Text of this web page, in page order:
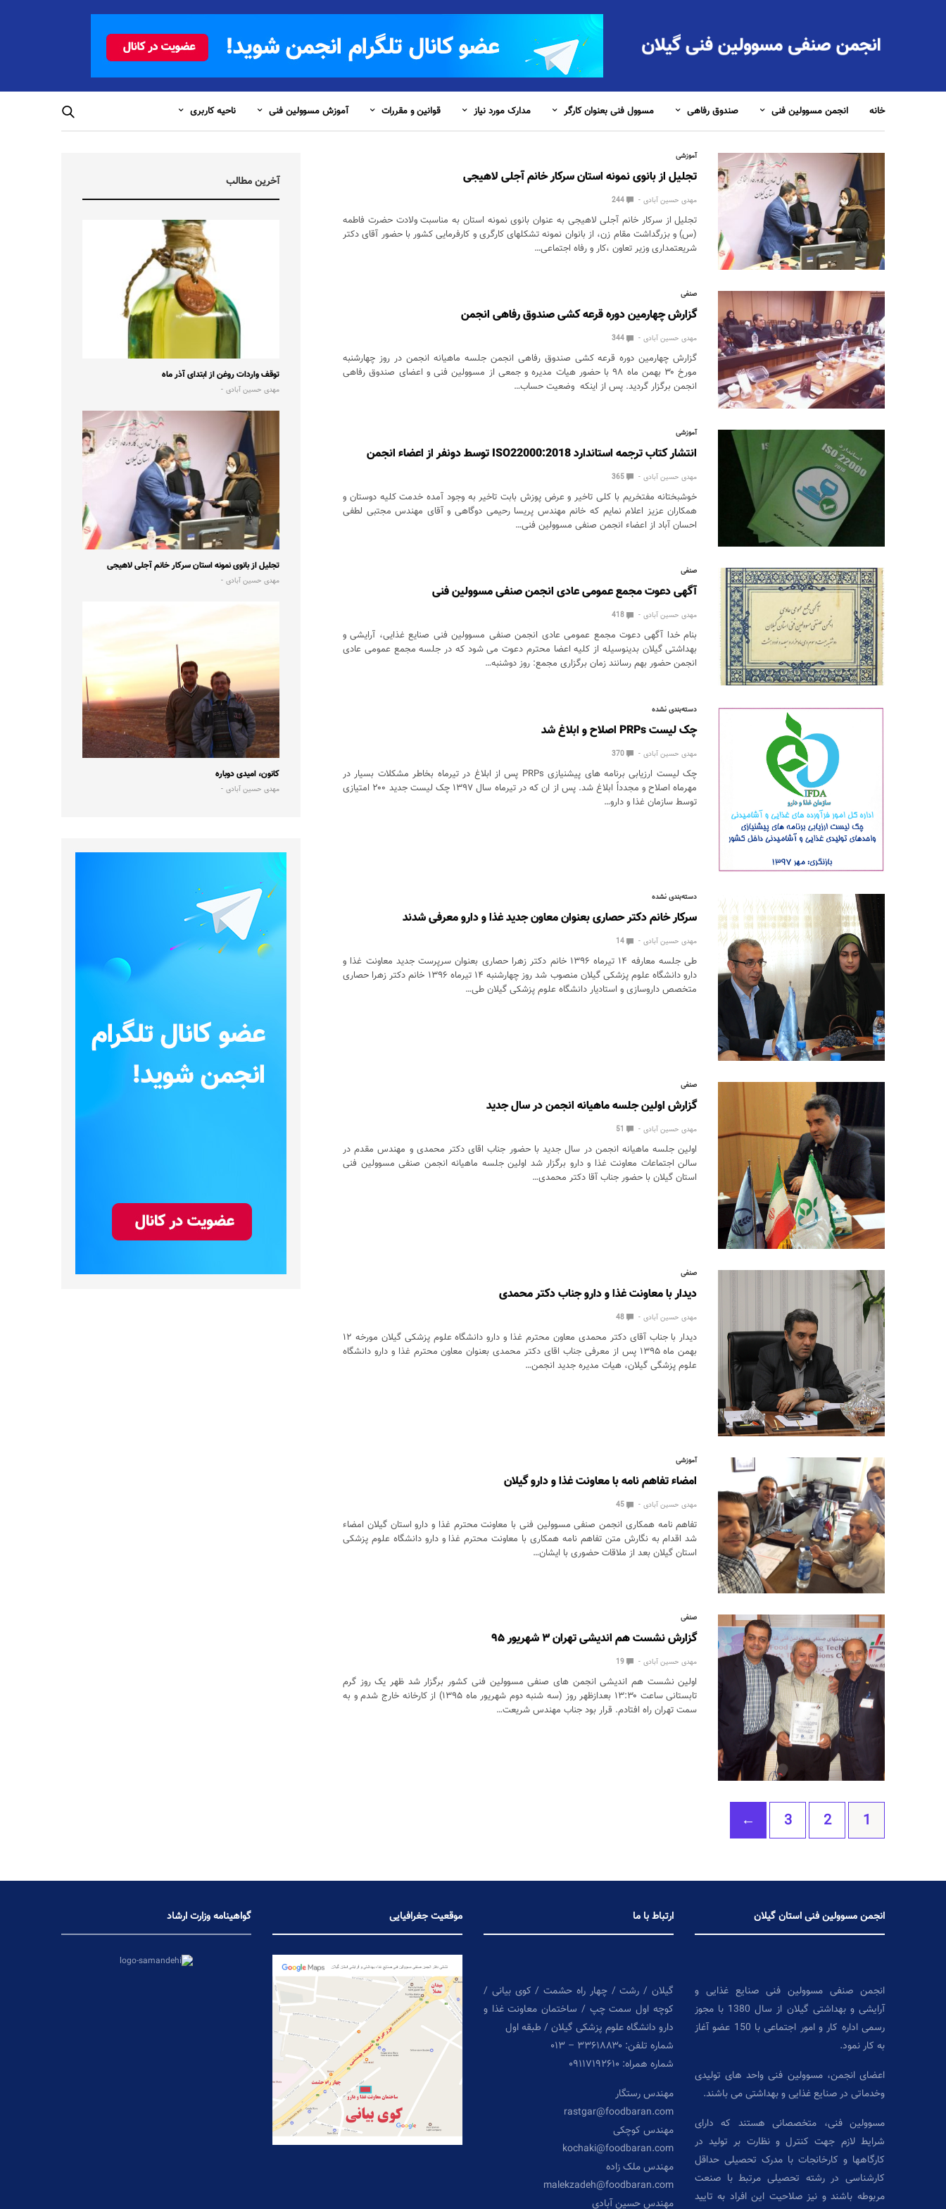
خانه انجمن مسوولین فنی صندوق رفاهی مسوول فنی بعنوان کارگر مدارک مورد نیاز قوانین و مقررات آموزش مسوولین فنی ناحیه کاربری
آموزشی
تجلیل از بانوی نمونه استان سرکار خانم آجلی لاهیجی
مهدی حسین آبادی 244
تجلیل از سرکار خانم آجلی لاهیجی به عنوان بانوی نمونه استان به مناسبت ولادت حضرت فاطمه
(س) و بزرگداشت مقام زن، از بانوان نمونه تشکلهای کارگری و کارفرمایی کشور با حضور آقای دکتر
شریعتمداری وزیر تعاون ،کار و رفاه اجتماعی…
صنفی
گزارش چهارمین دوره قرعه کشی صندوق رفاهی انجمن
مهدی حسین آبادی 344
گزارش چهارمین دوره قرعه کشی صندوق رفاهی انجمن جلسه ماهیانه انجمن در روز چهارشنبه
مورخ ۳۰ بهمن ماه ۹۸ با حضور هیات مدیره و جمعی از مسوولین فنی و اعضای صندوق رفاهی
انجمن برگزار گردید. پس از اینکه وضعیت حساب…
آموزشی
انتشار کتاب ترجمه استاندارد ISO22000:2018 توسط دونفر از اعضاء انجمن
مهدی حسین آبادی 365
خوشبختانه مفتخریم با کلی تاخیر و عرض پوزش بابت تاخیر به وجود آمده خدمت کلیه دوستان و
همکاران عزیز اعلام نمایم که خانم مهندس پریسا رحیمی دوگاهی و آقای مهندس مجتبی لطفی
احسان آباد از اعضاء انجمن صنفی مسوولین فنی…
صنفی
آگهی دعوت مجمع عمومی عادی انجمن صنفی مسوولین فنی
مهدی حسین آبادی 418
بنام خدا آگهی دعوت مجمع عمومی عادی انجمن صنفی مسوولین فنی صنایع غذایی، آرایشی و
بهداشتی گیلان بدینوسیله از کلیه اعضا محترم دعوت می شود که در جلسه مجمع عمومی عادی
انجمن حضور بهم رسانند زمان برگزاری مجمع: روز دوشنبه…
دسته‌بندی نشده
چک لیست PRPs اصلاح و ابلاغ شد
مهدی حسین آبادی 370
چک لیست ارزیابی برنامه های پیشنیازی PRPs پس از ابلاغ در تیرماه بخاطر مشکلات بسیار در
مهرماه اصلاح و مجدداً ابلاغ شد. پس از ان که در تیرماه سال ۱۳۹۷ چک لیست جدید ۲۰۰ امتیازی
توسط سازمان غذا و دارو…
دسته‌بندی نشده
سرکار خانم دکتر حصاری بعنوان معاون جدید غذا و دارو معرفی شدند
مهدی حسین آبادی 14
طی جلسه معارفه ۱۴ تیرماه ۱۳۹۶ خانم دکتر زهرا حصاری بعنوان سرپرست جدید معاونت غذا و
دارو دانشگاه علوم پزشکی گیلان منصوب شد روز چهارشنبه ۱۴ تیرماه ۱۳۹۶ خانم دکتر زهرا حصاری
متخصص داروسازی و استادیار دانشگاه علوم پزشکی گیلان طی…
صنفی
گزارش اولین جلسه ماهیانه انجمن در سال جدید
مهدی حسین آبادی 51
اولین جلسه ماهیانه انجمن در سال جدید با حضور جناب اقای دکتر محمدی و مهندس مقدم در
سالن اجتماعات معاونت غذا و دارو برگزار شد اولین جلسه ماهیانه انجمن صنفی مسوولین فنی
استان گیلان با حضور جناب آقا دکتر محمدی…
صنفی
دیدار با معاونت غذا و دارو جناب دکتر محمدی
مهدی حسین آبادی 48
دیدار با جناب آقای دکتر محمدی معاون محترم غذا و دارو دانشگاه علوم پزشکی گیلان مورخه ۱۲
بهمن ماه ۱۳۹۵ پس از معرفی جناب اقای دکتر محمدی بعنوان معاون محترم غذا و دارو دانشگاه
علوم پزشگی گیلان، هیات مدیره جدید انجمن…
آموزشی
امضاء تفاهم نامه با معاونت غذا و دارو گیلان
مهدی حسین آبادی 45
تفاهم نامه همکاری انجمن صنفی مسوولین فنی با معاونت محترم غذا و دارو استان گیلان امضاء
شد اقدام به نگارش متن تفاهم نامه همکاری با معاونت محترم غذا و دارو دانشگاه علوم پزشکی
استان گیلان بعد از ملاقات حضوری با ایشان…
صنفی
گزارش نشست هم اندیشی تهران ۳ شهریور ۹۵
مهدی حسین آبادی 19
اولین نشست هم اندیشی انجمن های صنفی مسوولین فنی کشور برگزار شد ظهر یک روز گرم
تابستانی ساعت ۱۳:۳۰ بعدازظهر روز (سه شنبه دوم شهریور ماه ۱۳۹۵) از کارخانه خارج شدم و به
سمت تهران راه افتادم. قرار بود جناب مهندس شریعت…
1
2
3
‫←
آخرین مطالب
توقف واردات روغن از ابتدای آذر ماه
مهدی حسین آبادی
تجلیل از بانوی نمونه استان سرکار خانم آجلی لاهیجی
مهدی حسین آبادی
کانون، امیدی دوباره
مهدی حسین آبادی
انجمن مسوولین فنی استان گیلان
انجمن صنفی مسوولین فنی صنایع غذایی و
آرایشی و بهداشتی گیلان از سال 1380 با مجوز
رسمی اداره کار و امور اجتماعی با 150 عضو آغاز
به کار نمود.
اعضای انجمن، مسوولین فنی واحد های تولیدی
وخدماتی در صنایع غذایی و بهداشتی می باشند.
مسوولین فنی، متخصصانی هستند که دارای
شرایط لازم جهت کنترل و نظارت بر تولید در
کارگاهها و کارخانجات با مدرک تحصیلی حداقل
کارشناسی در رشته تحصیلی مرتبط با صنعت
مربوطه باشند و نیز صلاحیت این افراد به تایید
ارتباط با ما
گیلان / رشت / چهار راه حشمت / کوی بیانی /
کوچه اول سمت چپ / ساختمان معاونت غذا و
دارو دانشگاه علوم پزشکی گیلان / طبقه اول
شماره تلفن: ۳۳۶۱۸۸۳۰ – ۰۱۳
شماره همراه: ۰۹۱۱۷۱۹۲۶۱۰
مهندس رستگار
rastgar@foodbaran.com
مهندس کوچکی
kochaki@foodbaran.com
مهندس ملک زاده
malekzadeh@foodbaran.com
مهندس حسین آبادی
موقعیت جغرافیایی گواهینامه وزارت ارشاد